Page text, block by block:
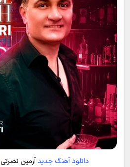
دانلود آهنگ جدیدآرمین نصرتی